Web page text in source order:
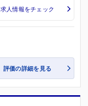
求人情報をチェック
評価の詳細を見る